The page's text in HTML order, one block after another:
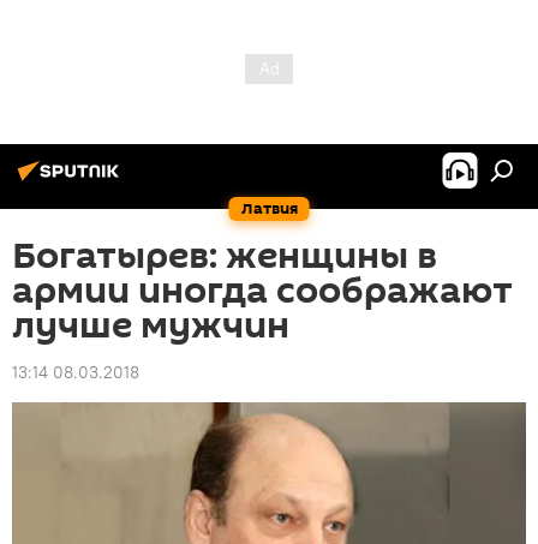
Латвия
Богатырев: женщины в
армии иногда соображают
лучше мужчин
13:14 08.03.2018